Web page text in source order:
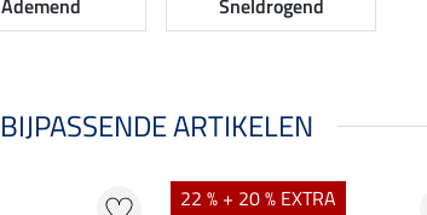
Ademend Sneldrogend
BIJPASSENDE ARTIKELEN
22 % + 20 % EXTRA